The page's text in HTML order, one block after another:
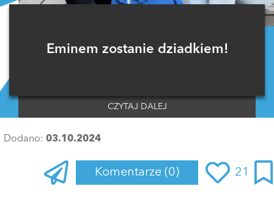
Eminem zostanie dziadkiem!
CZYTAJ DALEJ
Dodano: 03.10.2024
Komentarze (0) 21